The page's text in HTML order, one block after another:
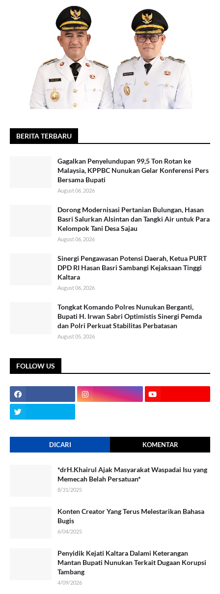
BERITA TERBARU
Gagalkan Penyelundupan 99,5 Ton Rotan ke
Malaysia, KPPBC Nunukan Gelar Konferensi Pers
Bersama Bupati
August 06, 2026
Dorong Modernisasi Pertanian Bulungan, Hasan
Basri Salurkan Alsintan dan Tangki Air untuk Para
Kelompok Tani Desa Sajau
August 06, 2026
Sinergi Pengawasan Potensi Daerah, Ketua PURT
DPD RI Hasan Basri Sambangi Kejaksaan Tinggi
Kaltara
August 06, 2026
Tongkat Komando Polres Nunukan Berganti,
Bupati H. Irwan Sabri Optimistis Sinergi Pemda
dan Polri Perkuat Stabilitas Perbatasan
August 05, 2026
FOLLOW US
DICARI KOMENTAR
*drH.Khairul Ajak Masyarakat Waspadai Isu yang
Memecah Belah Persatuan*
8/31/2025
Konten Creator Yang Terus Melestarikan Bahasa
Bugis
6/04/2025
Penyidik Kejati Kaltara Dalami Keterangan
Mantan Bupati Nunukan Terkait Dugaan Korupsi
Tambang
4/09/2026